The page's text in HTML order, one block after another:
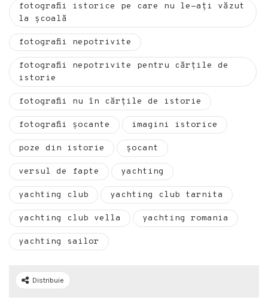
fotografii istorice pe care nu le-ați văzut
la școală
fotografii nepotrivite
fotografii nepotrivite pentru cărțile de
istorie
fotografii nu în cărțile de istorie
fotografii șocante imagini istorice
poze din istorie şocant
versul de fapte yachting
yachting club yachting club tarnita
yachting club vella yachting romania
yachting sailor
Distribuie